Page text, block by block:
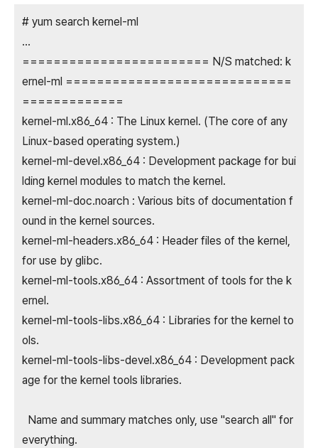
# yum search kernel-ml
...
======================== N/S matched: k
ernel-ml =============================
=============
kernel-ml.x86_64 : The Linux kernel. (The core of any
Linux-based operating system.)
kernel-ml-devel.x86_64 : Development package for bui
lding kernel modules to match the kernel.
kernel-ml-doc.noarch : Various bits of documentation f
ound in the kernel sources.
kernel-ml-headers.x86_64 : Header files of the kernel,
for use by glibc.
kernel-ml-tools.x86_64 : Assortment of tools for the k
ernel.
kernel-ml-tools-libs.x86_64 : Libraries for the kernel to
ols.
kernel-ml-tools-libs-devel.x86_64 : Development pack
age for the kernel tools libraries.
Name and summary matches only, use "search all" for
everything.